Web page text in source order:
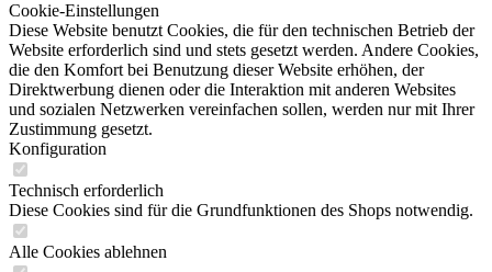
Cookie-Einstellungen
Diese Website benutzt Cookies, die für den technischen Betrieb der
Website erforderlich sind und stets gesetzt werden. Andere Cookies,
die den Komfort bei Benutzung dieser Website erhöhen, der
Direktwerbung dienen oder die Interaktion mit anderen Websites
und sozialen Netzwerken vereinfachen sollen, werden nur mit Ihrer
Zustimmung gesetzt.
Konfiguration
Technisch erforderlich
Diese Cookies sind für die Grundfunktionen des Shops notwendig.
Alle Cookies ablehnen